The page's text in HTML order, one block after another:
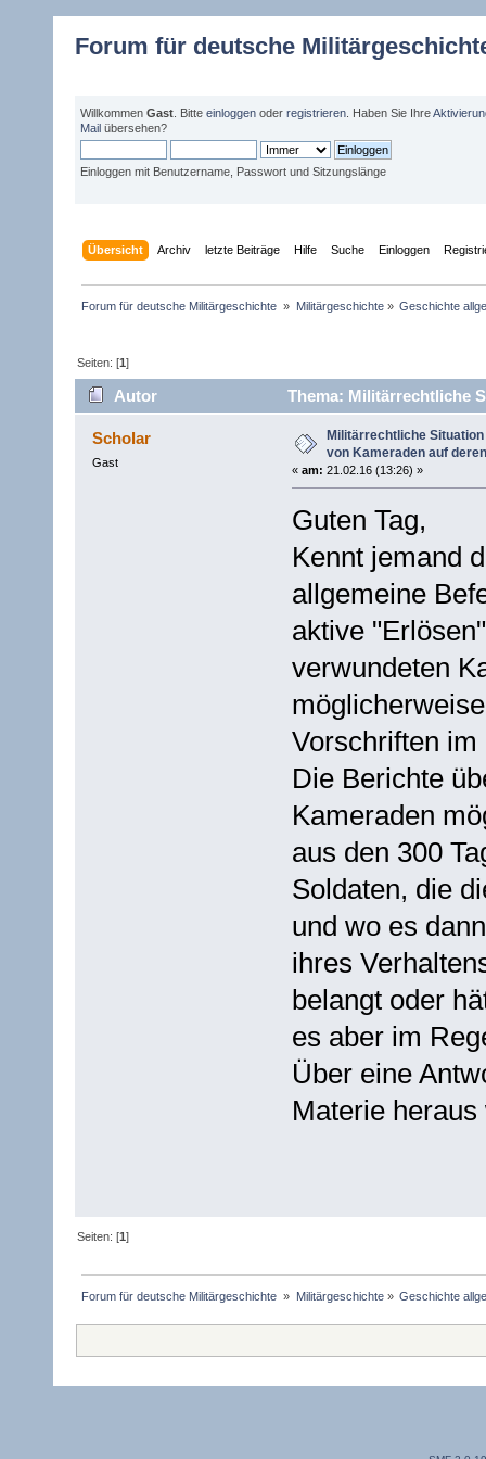
Forum für deutsche
Willkommen Gast . Bitte einloggen oder registrieren . Haben Sie Ihre
Mail übersehen?
Einloggen mit Benutzername, Passwort und Sitzungslänge
Übersicht Archiv letzte Beiträge Hilfe Suche Einloggen
Forum für deutsche Militärgeschichte » Militärgeschichte» Geschichte
Seiten: [1]
Autor
Thema: Militärrechtliche
Wunsch? (Gelesen 3949 mal)
Scholar
Gast
Militärrechtliche
von Kameraden auf
« am: 21.02.16 (13:26) »
Guten Tag,
Kennt jemand
allgemeine
aktive
verwundeten
Vorschriften im
Die Berichte
Kameraden
aus den 300
Soldaten, die
und wo es
ihres
belangt oder
es aber im
Über eine
Materie
Seiten: [1]
Forum für deutsche Militärgeschichte » Militärgeschichte» Geschichte